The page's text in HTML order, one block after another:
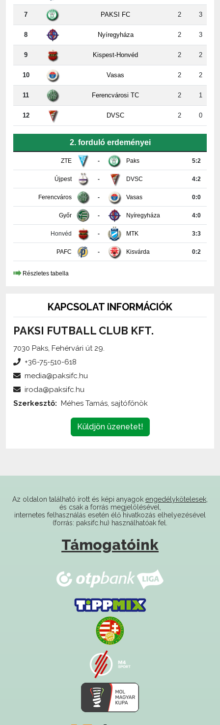
8 Nyíregyháza 2 3
9 Kispest-Honvéd 2 2
10 Vasas 2 2
11 Ferencvárosi TC 2 1
12 DVSC 2 0
ZTE - Paks
Újpest DVSC 4:2
Ferencváros Vasas 0:0
Győr Nyíregyháza 4:0
Honvéd MTK 3:3
PAFC Kisvárda 0:2
Részletes tabella
PAKSI FUTBALL CLUB KFT.
7030 Paks, Fehérvári út 29.
Küldjön üzenetet!
internetes felhasználás esetén élő hivatkozás elhelyezésével
(forrás: paksifc.hu) használhatóak fel.
Támogatóink